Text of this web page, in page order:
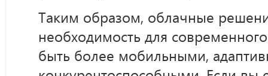
Таким образом, облачные
необходимость для
быть более мобильными,